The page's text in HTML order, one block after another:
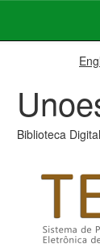
Biblioteca